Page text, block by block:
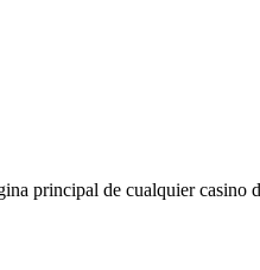
principal de cualquier